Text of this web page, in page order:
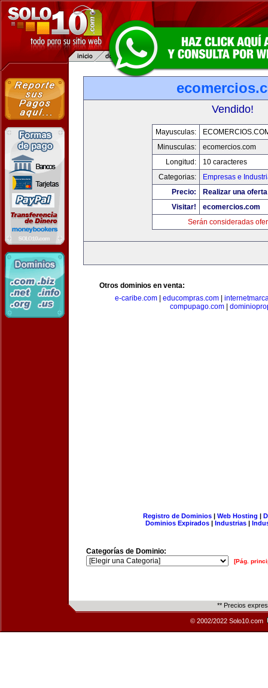
Vendido!
Mayusculas:
Minusculas:
ecomercios.com
Longitud:
10 caracteres
Categorias:
Empresas e
Precio:
Realizar una
Visitar!
ecomercios.com
Serán consideradas
Otros dominios en venta:
e-caribe.com| educompras.com|
compupago.com|
Registro de Dominios| Web Hosting |
Dominios Expirados | Industrias |
Categorías de Dominio:
[Pág.
** Precios
© 2002/2022 Solo10.com